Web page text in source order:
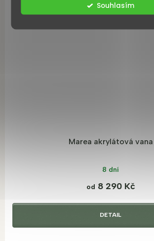
Souhlasím
Marea akrylátová vana
8 dní
od 8 290 Kč
DETAIL